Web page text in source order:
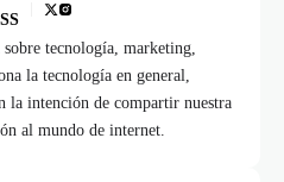
tecnología, marketing,
la tecnología en general,
la intención de compartir nuestra
al mundo de internet.